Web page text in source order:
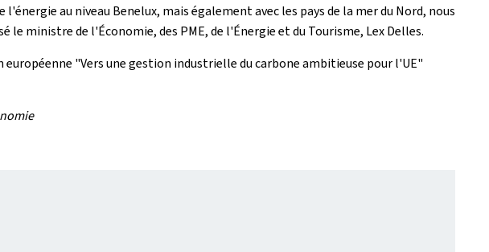
au niveau Benelux, mais également avec les pays de la mer du Nord, nous
ministre de l'Économie, des PME, de l'Énergie et du Tourisme, Lex Delles.
"Vers une gestion industrielle du carbone ambitieuse pour l'UE"